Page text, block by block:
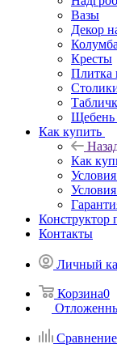
Вазы
Декор
Кресты
Плитка
Щебень
Как купить
Как
Конструктор
Контакты
Личный
Корзина0